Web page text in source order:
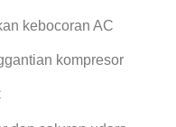
kebocoran AC
kompresor